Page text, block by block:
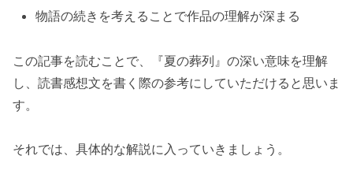
物語の続きを考えることで作品の理解が深まる
この記事を読むことで、『夏の葬列』の深い意味を理解
し、読書感想文を書く際の参考にしていただけると思いま
す。
それでは、具体的な解説に入っていきましょう。